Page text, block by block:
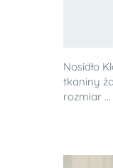
Nosidło
tkaniny
rozmiar ...